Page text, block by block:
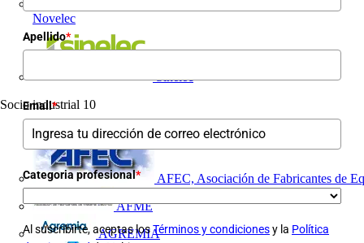
Novelec
Sinelec
Socio industrial 10
AFEC, Asociación de Fabricantes de
AFME
AGREMIA
Apellido*
Email*
Categoria profesional*
Al suscribirte, aceptas losTérminos y condicionesy la Política